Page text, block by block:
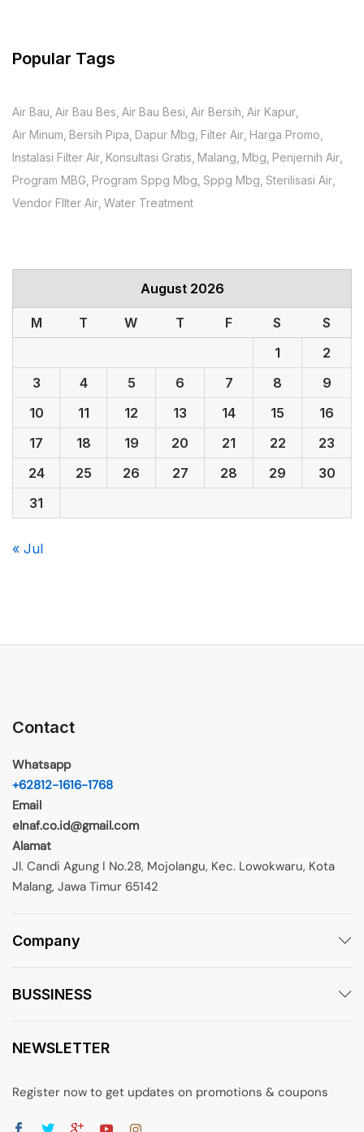
Popular Tags
Air Bau Air Bau Bes Air Bau Besi Air Bersih Air Kapur
Air Minum Bersih Pipa Dapur Mbg Filter Air Harga Promo
Instalasi Filter Air Konsultasi Gratis Malang Mbg Penjernih Air
Program MBG Program Sppg Mbg Sppg Mbg Sterilisasi Air
Vendor FIlter Air Water Treatment
August 2026
M T W T F S
S
1
2
3
4 5 6 7 8
9
10
11 12 13 14 15
16
17
18 19 20 21 22
23
24
25 26 27 28 29
30
31
« Jul
Contact
Whatsapp
+62812-1616-1768
Email
elnaf.co.id@gmail.com
Alamat
Jl. Candi Agung I No.28, Mojolangu, Kec. Lowokwaru, Kota
Malang, Jawa Timur 65142
Company
BUSSINESS
NEWSLETTER
Register now to get updates on promotions & coupons